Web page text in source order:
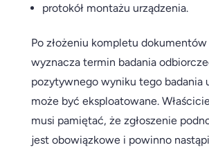
protokół montażu urządzenia.
Po złożeniu kompletu dokumentów
wyznacza termin badania
pozytywnego wyniku tego badania
może być eksploatowane.
musi pamiętać, że zgłoszenie
jest obowiązkowe i powinno